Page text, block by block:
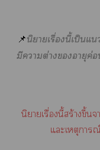
📌นิยายเรื่องนี้เป็นแ
มีาต่างอายุค่
นิยายเรื่องนี้สร้างขึ้น
แะเหตุการ